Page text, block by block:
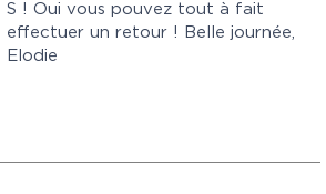
S ! Oui vous pouvez tout à fait
effectuer un retour ! Belle journée,
Elodie